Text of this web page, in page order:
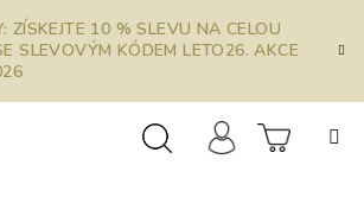
ZÍSKEJTE 10 % SLEVU NA CELOU
SLEVOVÝM KÓDEM LETO26. AKCE